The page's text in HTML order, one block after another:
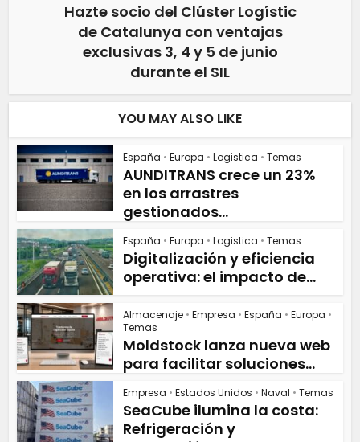
Hazte socio del Clúster Logístic
de Catalunya con ventajas
exclusivas 3, 4 y 5 de junio
durante el SIL
YOU MAY ALSO LIKE
España • Europa • Logistica • Temas
AUNDITRANS crece un 23%
en los arrastres
gestionados...
España • Europa • Logistica • Temas
Digitalización y eficiencia
operativa: el impacto de...
Almacenaje • Empresa • España • Europa •
Temas
Moldstock lanza nueva web
para facilitar soluciones...
Empresa • Estados Unidos • Naval • Temas
SeaCube ilumina la costa:
Refrigeración y